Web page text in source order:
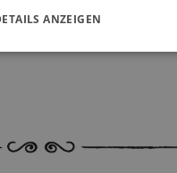
ANZEIGEN